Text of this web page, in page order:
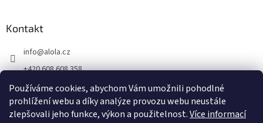
Používáme cookies, abychom Vám umožnili pohodlné
prohlížení webu a díky analýze provozu webu neustále
zlepšovali jeho funkce, výkon a použitelnost.Více informací
Kontakt
info@alola.cz
+420 608 608 358
https://www.facebook.com/alolaCZ
alola.cz/